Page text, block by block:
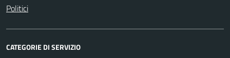
Politici
CATEGORIE DI SERVIZIO